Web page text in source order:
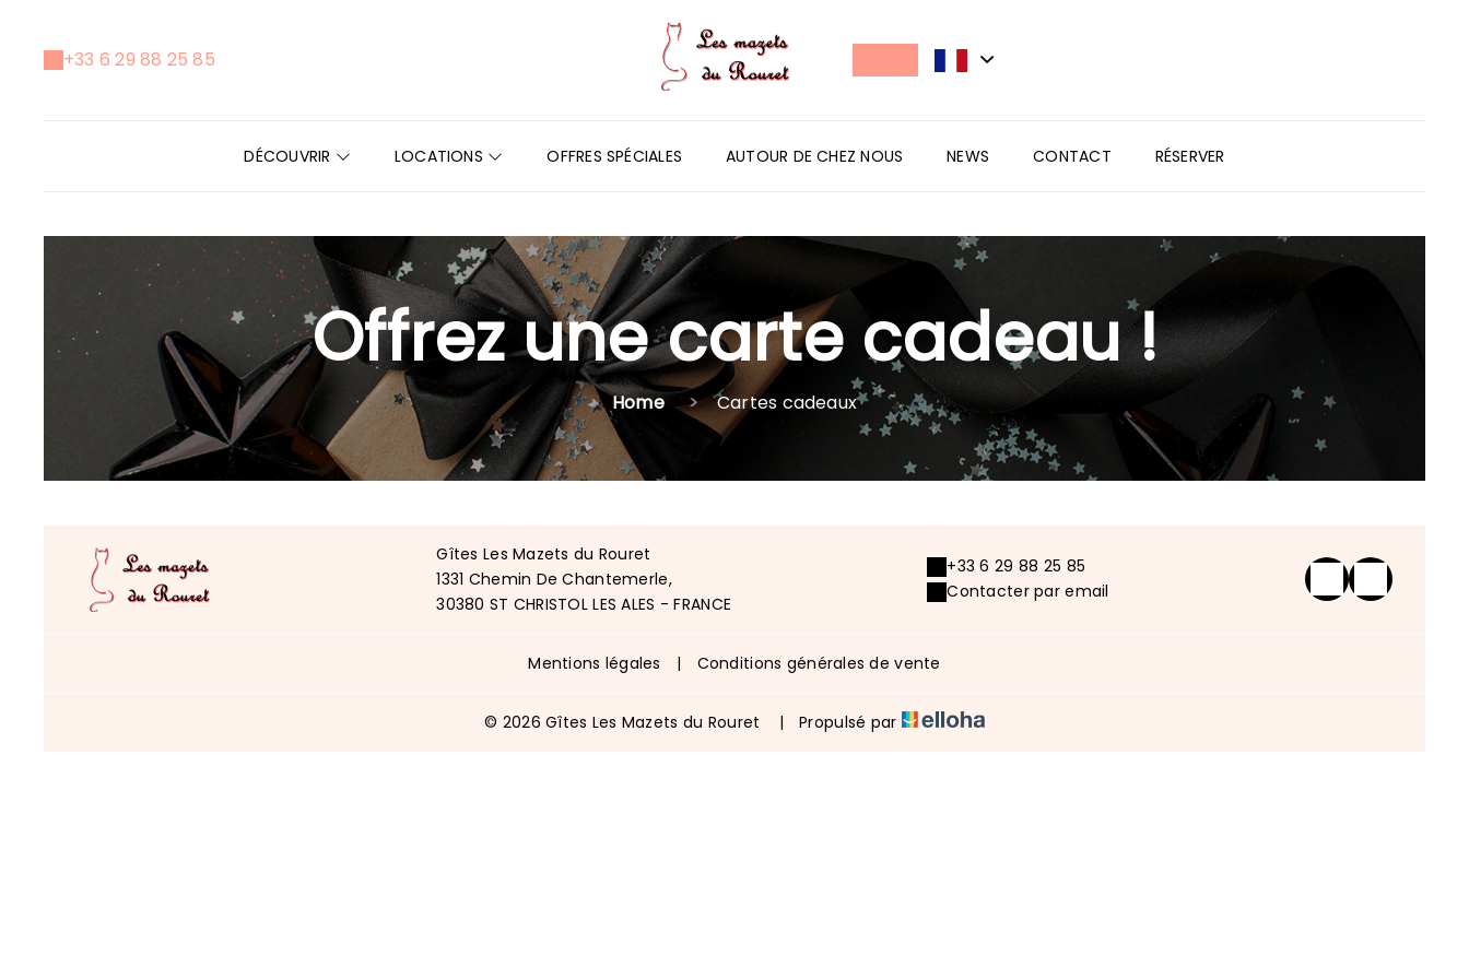
+33 6 29 88 25 85
DÉCOUVRIR LOCATIONS OFFRES SPÉCIALES AUTOUR DE CHEZ NOUS NEWS CONTACT RÉSERVER
Offrez une carte cadeau !
Home Cartes cadeaux
Gîtes Les Mazets du Rouret
1331 Chemin De Chantemerle,
30380 ST CHRISTOL LES ALES - FRANCE
+33 6 29 88 25 85
Contacter par email
Mentions légales | Conditions générales de vente
© 2026 Gîtes Les Mazets du Rouret | Propulsé par